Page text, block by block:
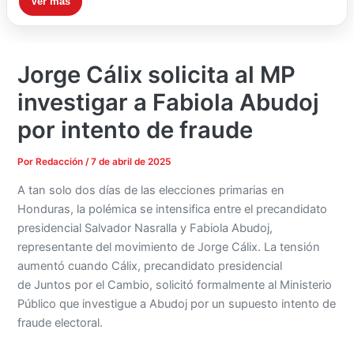
Jorge Cálix solicita al MP
investigar a Fabiola Abudoj
por intento de fraude
Por Redacción/7 de abril de 2025
A tan solo dos días de las elecciones primarias en
Honduras, la polémica se intensifica entre el precandidato
presidencial Salvador Nasralla y Fabiola Abudoj,
representante del movimiento de Jorge Cálix. La tensión
aumentó cuando Cálix, precandidato presidencial
de Juntos por el Cambio, solicitó formalmente al Ministerio
Público que investigue a Abudoj por un supuesto intento de
fraude electoral.